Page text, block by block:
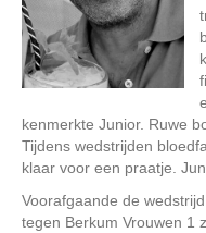
kenmerkte Junior. Ruwe
Tijdens wedstrijden
klaar voor een praatje.
Voorafgaande de
tegen Berkum Vrouwen 1